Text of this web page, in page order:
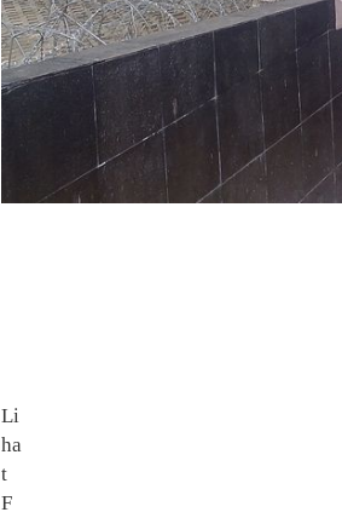
Li
ha
t
F